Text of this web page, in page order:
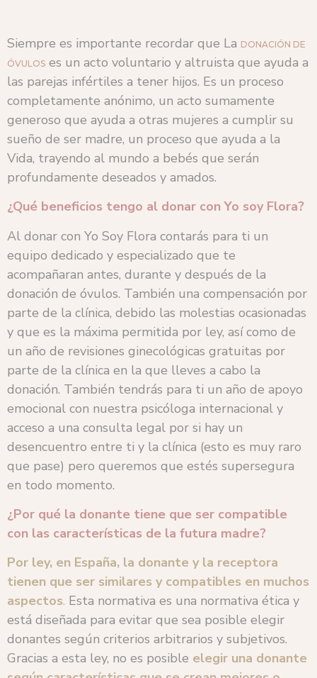
Siempre es importante recordar que La DONACIÓN DE
ÓVULOS es un acto voluntario y altruista que ayuda a
las parejas infértiles a tener hijos. Es un proceso
completamente anónimo, un acto sumamente
generoso que ayuda a otras mujeres a cumplir su
sueño de ser madre, un proceso que ayuda a la
Vida, trayendo al mundo a bebés que serán
profundamente deseados y amados.
¿Qué beneficios tengo al donar con Yo soy Flora?
Al donar con Yo Soy Flora contarás para ti un
equipo dedicado y especializado que te
acompañaran antes, durante y después de la
donación de óvulos. También una compensación por
parte de la clínica, debido las molestias ocasionadas
y que es la máxima permitida por ley, así como de
un año de revisiones ginecológicas gratuitas por
parte de la clínica en la que lleves a cabo la
donación. También tendrás para ti un año de apoyo
emocional con nuestra psicóloga internacional y
acceso a una consulta legal por si hay un
desencuentro entre ti y la clínica (esto es muy raro
que pase) pero queremos que estés supersegura
en todo momento.
¿Por qué la donante tiene que ser compatible
con las características de la futura madre?
Por ley, en España, la donante y la receptora
tienen que ser similares y compatibles en muchos
aspectos. Esta normativa es una normativa ética y
está diseñada para evitar que sea posible elegir
donantes según criterios arbitrarios y subjetivos.
Gracias a esta ley, no es posible elegir una donante